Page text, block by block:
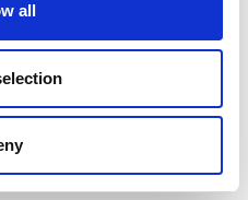
all
et de colis